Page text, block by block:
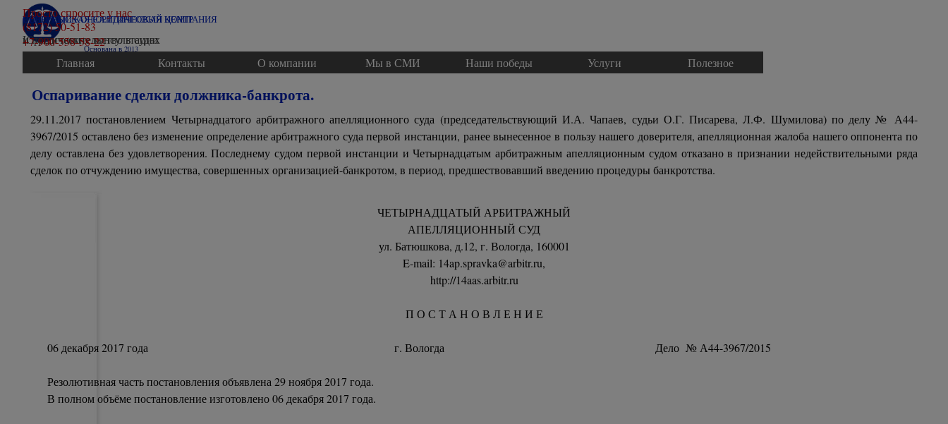
Перейти к контенту
ВОЛОГОДСКАЯ ЮРИДИЧЕСКАЯ КОМПАНИЯ
СЕВЕРНЫЙ КОНСАЛТИНГОВЫЙ ЦЕНТР
Юридические консультации
и представительство в судах
Просто спросите у нас
(8172) 50-51-83
+7-900-558-58-22Основана в 2013
Пропустить меню
Главная Контакты О компании ▼
Мы в СМИ Наши победы ▼
Услуги ▼
Полезное
Оспаривание сделки должника-банкрота.
29.11.2017 постановлением Четырнадцатого арбитражного апелляционного суда (председательствующий И.А. Чапаев, судьи О.Г. Писарева, Л.Ф. Шумилова) по делу № А44-
3967/2015 оставлено без изменение определение арбитражного суда первой инстанции, ранее вынесенное в пользу нашего доверителя, апелляционная жалоба нашего оппонента по
делу оставлена без удовлетворения. Последнему судом первой инстанции и Четырнадцатым арбитражным апелляционным судом отказано в признании недействительными ряда
сделок по отчуждению имущества, совершенных организацией-банкротом, в период, предшествовавший введению процедуры банкротства.
ЧЕТЫРНАДЦАТЫЙ АРБИТРАЖНЫЙ
АПЕЛЛЯЦИОННЫЙ СУД
ул. Батюшкова, д.12, г. Вологда, 160001
E-mail: 14ap.spravka@arbitr.ru,
http://14aas.arbitr.ru
П О С Т А Н О В Л Е Н И Е
06 декабря 2017 года г. Вологда Дело № А44-3967/2015
Резолютивная часть постановления объявлена 29 ноября 2017 года.
В полном объёме постановление изготовлено 06 декабря 2017 года.